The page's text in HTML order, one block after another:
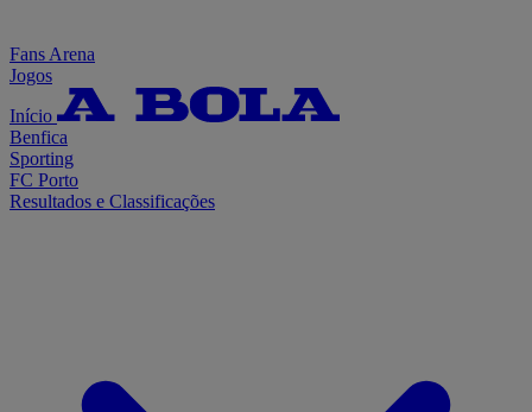
Fans Arena
Jogos
Início
Benfica
Sporting
FC Porto
Resultados e Classificações